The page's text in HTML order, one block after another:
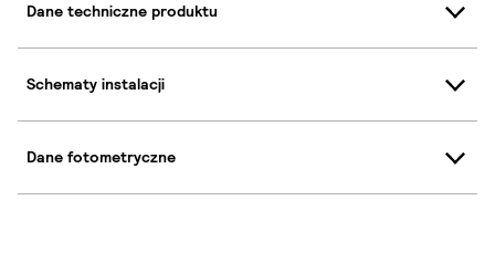
Dane techniczne produktu
Schematy instalacji
Dane fotometryczne